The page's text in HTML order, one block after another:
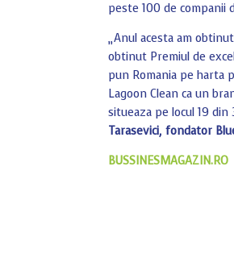
peste 100 de companii
„Anul acesta am
obtinut Premiul de
pun Romania pe harta
Lagoon Clean ca un
situeaza pe locul 19
Tarasevici, fondator
BUSSINESMAGAZIN.RO